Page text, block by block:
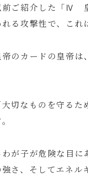
ご紹介した「Ⅳ
る攻撃性で、これ
のカードの皇帝は
切なものを守るた
が子が危険な目に
さ、そしてエネ